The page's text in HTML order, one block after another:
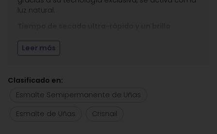
luz natural.
Otras ventajas del Esmalte de Uñas Color Me:
no deja rayas
esmaltado liso y uniforme; Nonecesita lámpara
Aplicación:
Leer más
Clasificado en:
Esmalte Semipermanente de Uñas
Esmalte de Uñas
Crisnail